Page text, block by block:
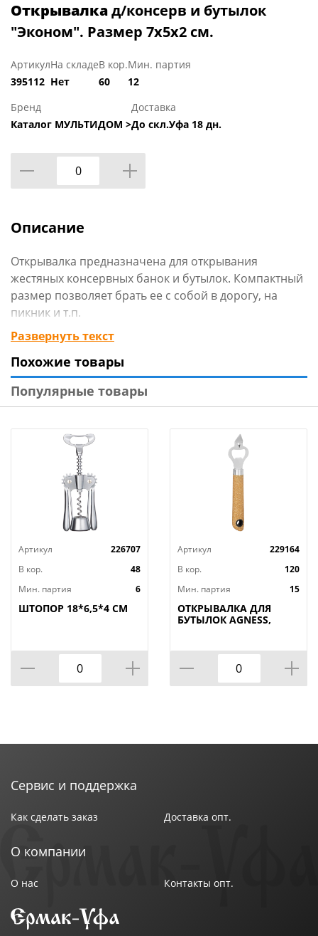
Открывалкад/консерв и бутылок
"Эконом". Размер 7х5х2 см.
Артикул
395112
На складе
Нет
В кор.
60
Мин. партия
12
Бренд
Каталог МУЛЬТИДОМ >
Доставка
До скл.Уфа 18 дн.
Описание
Открывалка предназначена для открывания
жестяных консервных банок и бутылок. Компактный
размер позволяет брать ее с собой в дорогу, на
пикник и т.п.
Изготовлено: из металла с эмалевым покрытием.
Развернуть текст
Похожие товары
Популярные товары
Артикул
226707
В кор.
48
Мин. партия
6
ШТОПОР 18*6,5*4 СМ
Артикул
229164
В кор.
120
Мин. партия
15
ОТКРЫВАЛКА ДЛЯ
БУТЫЛОК AGNESS,
Сервис и поддержка
Как сделать заказ Доставка опт.
О компании
О нас Контакты опт.